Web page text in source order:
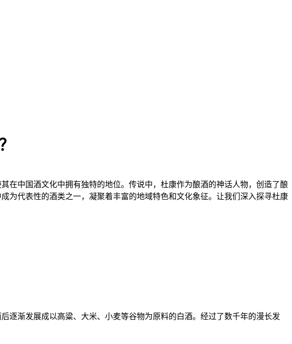
中国酒文化中拥有独特的地位。传说中，杜康作为酿酒的神话人物，创造了酿
为代表性的酒类之一，凝聚着丰富的地域特色和文化象征。让我们深入探寻杜康
渐发展成以高粱、大米、小麦等谷物为原料的白酒。经过了数千年的漫长发